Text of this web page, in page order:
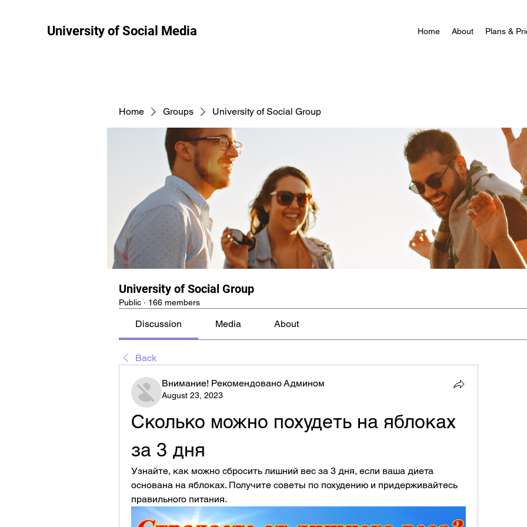
University of Social Media Home About Plans &
Home Groups University of Social Group
University of Social Group
Public · 166 members
Discussion Media About
Back
Внимание! Рекомендовано Админом
August 23, 2023
Сколько можно похудеть на яблоках
за 3 дня
Узнайте, как можно сбросить лишний вес за 3 дня, если ваша диета
основана на яблоках. Получите советы по похудению и придерживайтесь
правильного питания.